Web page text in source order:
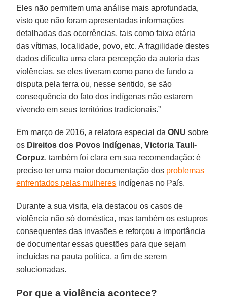
Eles não permitem uma análise mais aprofundada,
visto que não foram apresentadas informações
detalhadas das ocorrências, tais como faixa etária
das vítimas, localidade, povo, etc. A fragilidade destes
dados dificulta uma clara percepção da autoria das
violências, se eles tiveram como pano de fundo a
disputa pela terra ou, nesse sentido, se são
consequência do fato dos indígenas não estarem
vivendo em seus territórios tradicionais.”
Em março de 2016, a relatora especial daONU sobre
os Direitos dos Povos Indígenas,Victoria Tauli-
Corpuz, também foi clara em sua recomendação: é
preciso ter uma maior documentação dos problemas
enfrentados pelas mulheres indígenas no País.
Durante a sua visita, ela destacou os casos de
violência não só doméstica, mas também os estupros
consequentes das invasões e reforçou a importância
de documentar essas questões para que sejam
incluídas na pauta política, a fim de serem
solucionadas.
Por que a violência acontece?